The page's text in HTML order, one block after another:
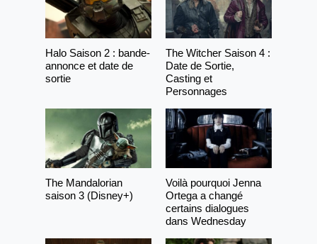
Halo Saison 2 : bande-
annonce et date de
sortie
The Witcher Saison 4 :
Date de Sortie,
Casting et
Personnages
The Mandalorian
saison 3 (Disney+)
Voilà pourquoi Jenna
Ortega a changé
certains dialogues
dans Wednesday